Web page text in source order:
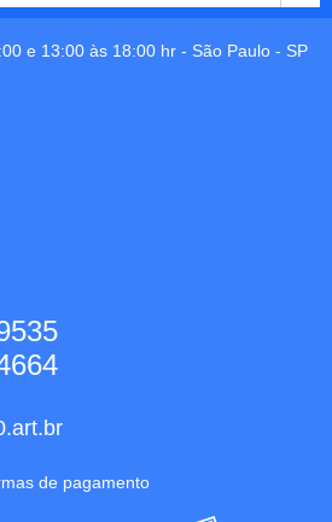
e 13:00 às 18:00 hr - São Paulo - SP
de pagamento